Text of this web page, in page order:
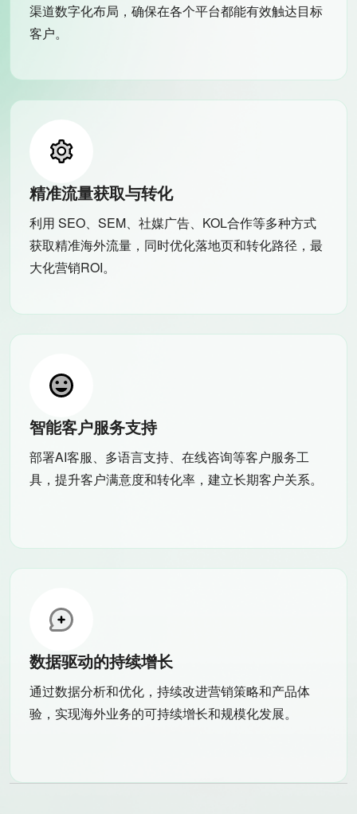
渠道数字化布局，确保在各个平台都能有效触达目标
客户。
精准流量获取与转化
利用 SEO、SEM、社媒广告、KOL合作等多种方式
获取精准海外流量，同时优化落地页和转化路径，最
大化营销ROI。
智能客户服务支持
部署AI客服、多语言支持、在线咨询等客户服务工
具，提升客户满意度和转化率，建立长期客户关系。
数据驱动的持续增长
通过数据分析和优化，持续改进营销策略和产品体
验，实现海外业务的可持续增长和规模化发展。